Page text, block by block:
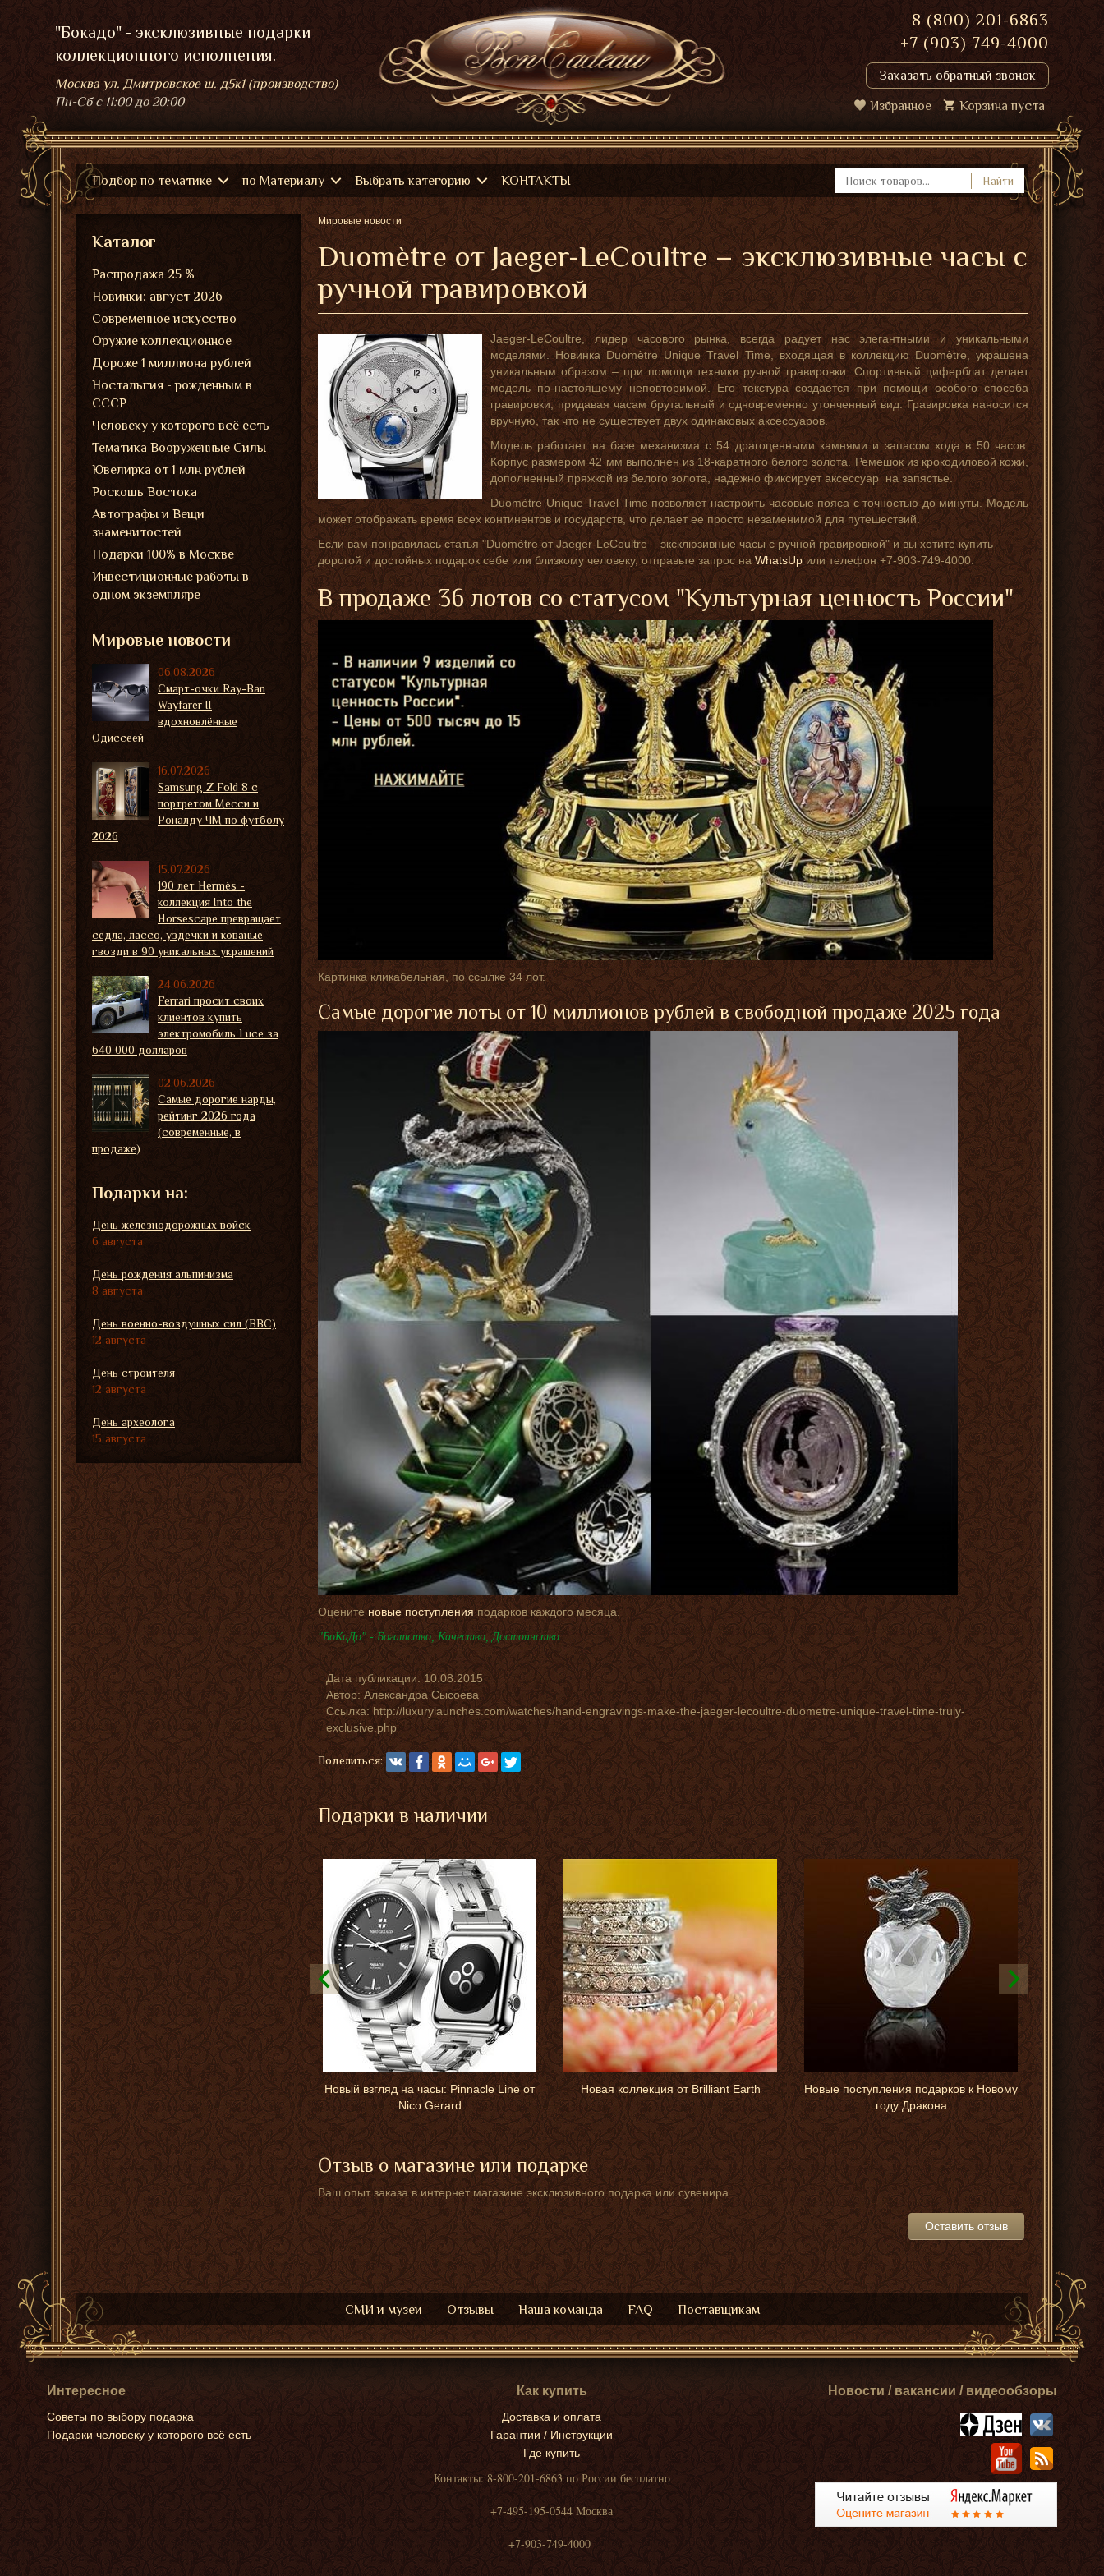
"Бокадо" - эксклюзивные подарки
коллекционного исполнения.
Москва ул. Дмитровское ш. д5к1 (производство)
Пн-Сбс 11:00 до 20:00
8 (800) 201-6863
+7 (903) 749-4000
Заказать обратный звонок
Избранное Корзина пуста
Подбор по тематике по Материалу Выбрать категорию КОНТАКТЫ Найти
Мировые новости
Duomètre от Jaeger-LeCoultre – эксклюзивные часы с
ручной гравировкой
Jaeger-LeCoultre, лидер часового рынка, всегда радует нас элегантными и уникальными
моделями. Новинка Duomètre Unique Travel Time, входящая в коллекцию Duomètre, украшена
уникальным образом – при помощи техники ручной гравировки. Спортивный циферблат делает
модель по-настоящему неповторимой. Его текстура создается при помощи особого способа
гравировки, придавая часам брутальный и одновременно утонченный вид. Гравировка наносится
вручную, так что не существует двух одинаковых аксессуаров.
Модель работает на базе механизма с 54 драгоценными камнями и запасом хода в 50 часов.
Корпус размером 42 мм выполнен из 18-каратного белого золота. Ремешок из крокодиловой кожи,
дополненный пряжкой из белого золота, надежно фиксирует аксессуар на запястье.
Duomètre Unique Travel Time позволяет настроить часовые пояса с точностью до минуты. Модель
может отображать время всех континентов и государств, что делает ее просто незаменимой для путешествий.
Если вам понравилась статья "Duomètre от Jaeger-LeCoultre – эксклюзивные часы с ручной гравировкой" и вы хотите купить
дорогой и достойных подарок себе или близкому человеку, отправьте запрос наWhatsUpили телефон +7-903-749-4000.
В продаже 36 лотов со статусом "Культурная ценность России"
Картинка кликабельная, по ссылке 34 лот.
Самые дорогие лоты от 10 миллионов рублей в свободной продаже 2025 года
Оцените новые поступленияподарков каждого месяца.
"БоКаДо" - Богатство, Качество, Достоинство.
Дата публикации:10.08.2015
Автор:Александра Сысоева
Ссылка: http://luxurylaunches.com/watches/hand-engravings-make-the-jaeger-lecoultre-duometre-unique-travel-time-truly-
exclusive.php
Поделиться:
Подарки в наличии
Новый взгляд на часы: Pinnacle Line от
Nico Gerard
Новая коллекция от Brilliant Earth
Новые поступления подарков к Новому
году Дракона
Отзыв о магазине или подарке
Ваш опыт заказа в интернет магазине эксклюзивного подарка или сувенира.
Оставить отзыв
Каталог
Распродажа 25 %
Новинки: август 2026
Современное искусство
Оружие коллекционное
Дороже 1 миллиона рублей
Ностальгия - рожденным в
СССР
Человеку у которого всё есть
Тематика Вооруженные Силы
Ювелирка от 1 млн рублей
Роскошь Востока
Автографы и Вещи
знаменитостей
Подарки 100% в Москве
Инвестиционные работы в
одном экземпляре
Мировые новости
06.08.2026
Смарт-очки Ray-Ban
Wayfarer II
вдохновлённые
Одиссеей
16.07.2026
Samsung Z Fold 8 с
портретом Месси и
Роналду ЧМ по футболу
2026
15.07.2026
190 лет Hermès -
коллекция Into the
Horsescape превращает
седла, лассо, уздечки и кованые
гвозди в 90 уникальных украшений
24.06.2026
Ferrari просит своих
клиентов купить
электромобиль Luce за
640 000 долларов
02.06.2026
Самые дорогие нарды,
рейтинг 2026 года
(современные, в
продаже)
Подарки на:
День железнодорожных войск
6 августа
День рождения альпинизма
8 августа
День военно-воздушных сил (ВВС)
12 августа
День строителя
12 августа
День археолога
15 августа
СМИ и музеи Отзывы Наша команда FAQ Поставщикам
Интересное
Советы по выбору подарка
Подарки человеку у которого всё есть
Как купить
Доставка и оплата
Гарантии / Инструкции
Где купить
Контакты: 8-800-201-6863 по России бесплатно
+7-495-195-0544 Москва
+7-903-749-4000
Новости / вакансии / видеообзоры